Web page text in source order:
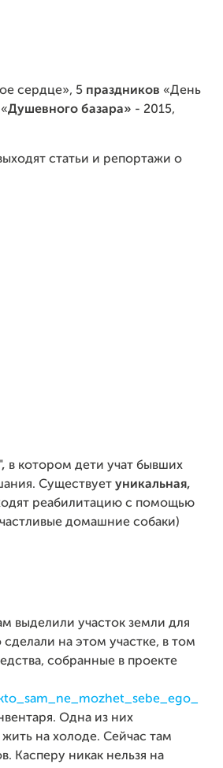
сердце», 5 праздников «День
Душевного базара» - 2015,
статьи и репортажи о
в котором дети учат бывших
Существует уникальная,
реабилитацию с помощью
домашние собаки)
выделили участок земли для
на этом участке, в том
собранные в проекте
Одна из них
на холоде. Сейчас там
Касперу никак нельзя на